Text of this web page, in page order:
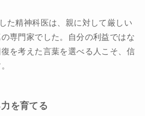
た精神科医は、親に対して厳しい
専門家でした。自分の利益ではな
を考えた言葉を選べる人こそ、信
を育てる